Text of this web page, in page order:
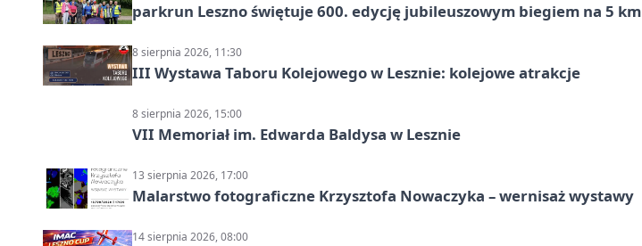
parkrun Leszno świętuje 600. edycję jubileuszowym biegiem na 5 km
8 sierpnia 2026, 11:30
III Wystawa Taboru Kolejowego w Lesznie: kolejowe atrakcje
8 sierpnia 2026, 15:00
VII Memoriał im. Edwarda Baldysa w Lesznie
13 sierpnia 2026, 17:00
Malarstwo fotograficzne Krzysztofa Nowaczyka – wernisaż wystawy
14 sierpnia 2026, 08:00